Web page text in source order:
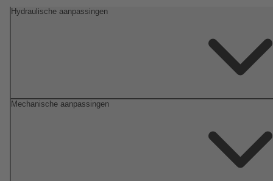
Hydraulische aanpassingen
Mechanische aanpassingen